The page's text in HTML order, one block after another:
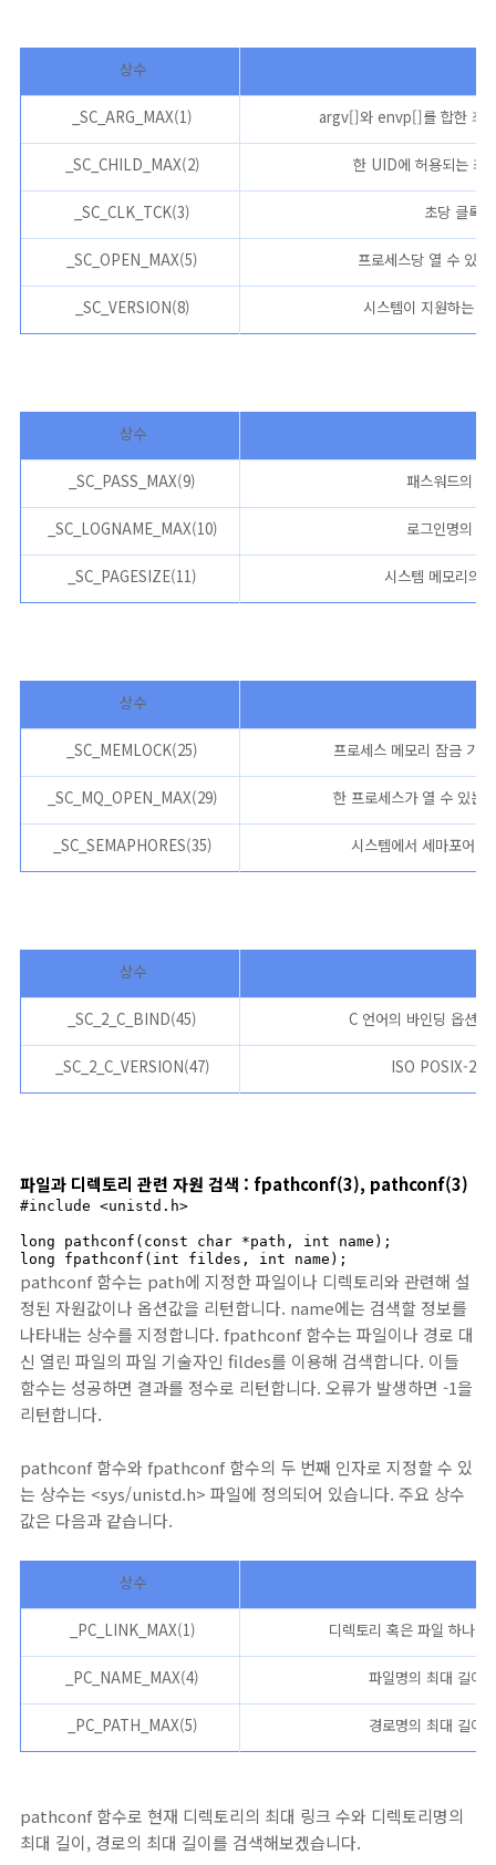
상수
_SC_ARG_MAX(1) argv[]와 envp[]를 합한 최
_SC_CHILD_MAX(2) 한 UID에 허용되는 최
_SC_CLK_TCK(3) 초당 클록
_SC_OPEN_MAX(5) 프로세스당 열 수 있
_SC_VERSION(8) 시스템이 지원하는
상수
_SC_PASS_MAX(9) 패스워드의
_SC_LOGNAME_MAX(10) 로그인명의
_SC_PAGESIZE(11) 시스템 메모리의
상수
_SC_MEMLOCK(25) 프로세스 메모리 잠금 기
_SC_MQ_OPEN_MAX(29) 한 프로세스가 열 수 있는
_SC_SEMAPHORES(35) 시스템에서 세마포어를
상수
_SC_2_C_BIND(45) C 언어의 바인딩 옵션
_SC_2_C_VERSION(47) ISO POSIX-2
파일과 디렉토리 관련 자원 검색 : fpathconf(3), pathconf(3)
#include <unistd.h>
long pathconf(const char *path, int name);
long fpathconf(int fildes, int name);
pathconf 함수는 path에 지정한 파일이나 디렉토리와 관련해 설
정된 자원값이나 옵션값을 리턴합니다. name에는 검색할 정보를
나타내는 상수를 지정합니다. fpathconf 함수는 파일이나 경로 대
신 열린 파일의 파일 기술자인 fildes를 이용해 검색합니다. 이들
함수는 성공하면 결과를 정수로 리턴합니다. 오류가 발생하면 -1을
리턴합니다.
pathconf 함수와 fpathconf 함수의 두 번째 인자로 지정할 수 있
는 상수는 <sys/unistd.h> 파일에 정의되어 있습니다. 주요 상수
값은 다음과 같습니다.
상수
_PC_LINK_MAX(1) 디렉토리 혹은 파일 하나
_PC_NAME_MAX(4) 파일명의 최대 길이
_PC_PATH_MAX(5) 경로명의 최대 길이
pathconf 함수로 현재 디렉토리의 최대 링크 수와 디렉토리명의
최대 길이, 경로의 최대 길이를 검색해보겠습니다.